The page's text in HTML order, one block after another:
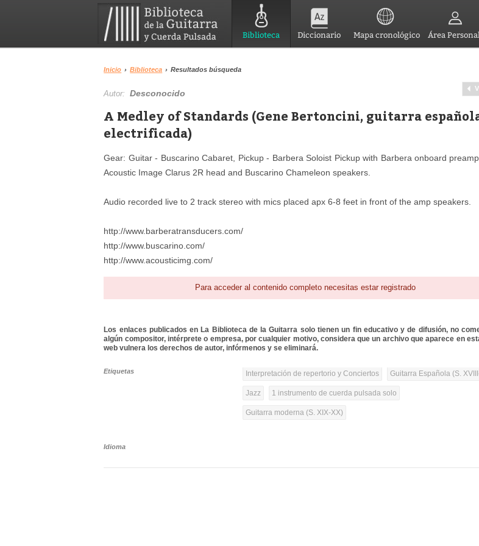
Biblioteca Diccionario Mapa cronológico Área
Inicio › Biblioteca › Resultados búsqueda
Autor:Desconocido
A Medley of Standards (Gene Bertoncini, guitarra
electrificada)
Gear: Guitar - Buscarino Cabaret, Pickup - Barbera Soloist Pickup with Barbera onboard
Acoustic Image Clarus 2R head and Buscarino Chameleon speakers.
Audio recorded live to 2 track stereo with mics placed apx 6-8 feet in front of the amp speakers.
http://www.barberatransducers.com/
http://www.buscarino.com/
http://www.acousticimg.com/
Para acceder al contenido completo necesitas estar registrado
Los enlaces publicados en La Biblioteca de la Guitarra solo tienen un fin educativo y de difusión, no
algún compositor, intérprete o empresa, por cualquier motivo, considera que un archivo que aparece en
web vulnera los derechos de autor, infórmenos y se eliminará.
Etiquetas Interpretación de repertorio y Conciertos Guitarra Española (S.
Jazz 1 instrumento de cuerda pulsada solo
Guitarra moderna (S. XIX-XX)
Idioma